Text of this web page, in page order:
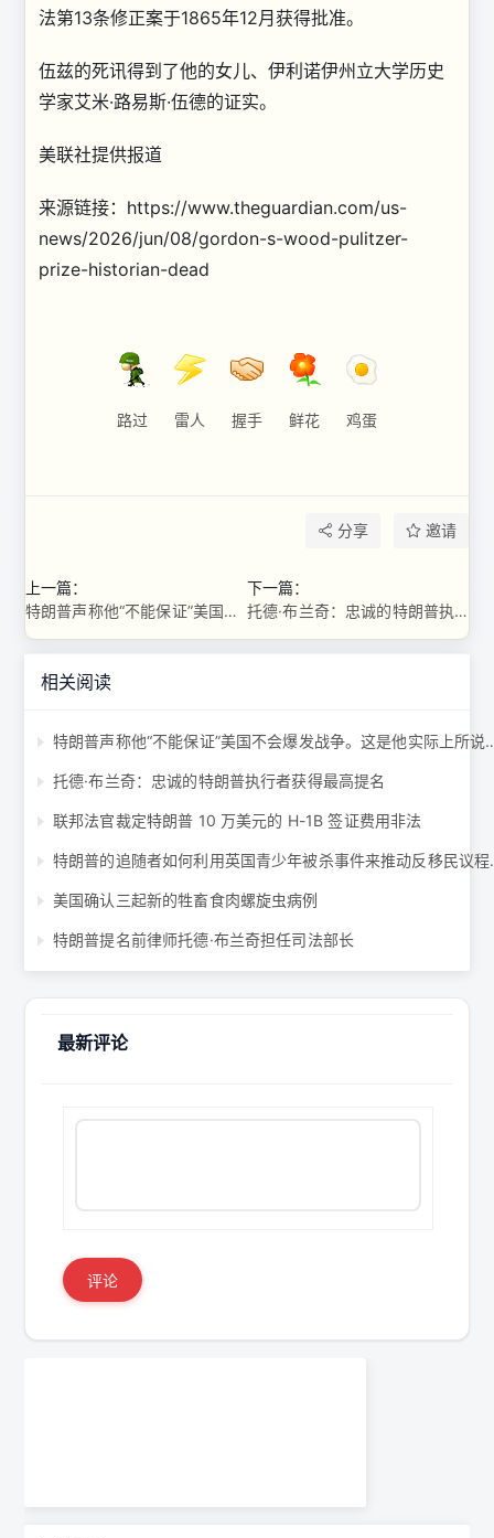
法第13条修正案于1865年12月获得批准。
伍兹的死讯得到了他的女儿、伊利诺伊州立大学历史
学家艾米·路易斯·伍德的证实。
美联社提供报道
来源链接：https://www.theguardian.com/us-
news/2026/jun/08/gordon-s-wood-pulitzer-
prize-historian-dead
路过 雷人 握手 鲜花 鸡蛋
分享 邀请
上一篇：
特朗普声称他“不能保证”美国不会爆发战争。这是他实际上所说的 ...
下一篇：
托德·布兰奇：忠诚的特朗普执行者获得最高提名
相关阅读
特朗普声称他“不能保证”
托德·布兰奇：忠诚的特朗普执行者获得最高提名
联邦法官裁定特朗普 10 万美元的 H-1B 签证费用非法
特朗普的追
美国确认三起新的牲畜食肉螺旋虫病例
特朗普提名前律师托德·布兰奇担任司法部长
最新评论
评论